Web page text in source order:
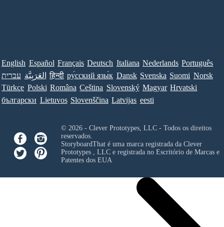
English Español Français Deutsch Italiana Nederlands Português
עברית العَرَبِيَّة हिन्दी ру́сский язы́к Dansk Svenska Suomi Norsk
Türkçe Polski Româna Ceština Slovenský Magyar Hrvatski
български Lietuvos Slovenščina Latvijas eesti
© 2026 - Clever Prototypes, LLC - Todos os direitos
reservados.
StoryboardThat é uma marca registrada da Clever
Prototypes , LLCe registrada no Escritório de Marcas e
Patentes dos EUA